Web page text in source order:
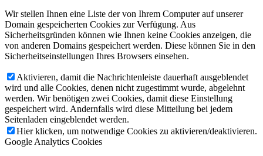
Wir stellen Ihnen eine Liste der von Ihrem Computer auf unserer
Domain gespeicherten Cookies zur Verfügung. Aus
Sicherheitsgründen können wie Ihnen keine Cookies anzeigen, die
von anderen Domains gespeichert werden. Diese können Sie in den
Sicherheitseinstellungen Ihres Browsers einsehen.
Aktivieren, damit die Nachrichtenleiste dauerhaft ausgeblendet
wird und alle Cookies, denen nicht zugestimmt wurde, abgelehnt
werden. Wir benötigen zwei Cookies, damit diese Einstellung
gespeichert wird. Andernfalls wird diese Mitteilung bei jedem
Seitenladen eingeblendet werden.
Hier klicken, um notwendige Cookies zu aktivieren/deaktivieren.
Google Analytics Cookies